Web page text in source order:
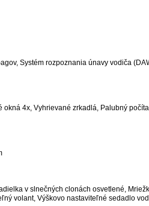
Systém rozpoznania únavy vodiča
4x, Vyhrievané zrkadlá, Palubný
v slnečných clonách osvetlené,
volant, Výškovo nastaviteľné sedadlo